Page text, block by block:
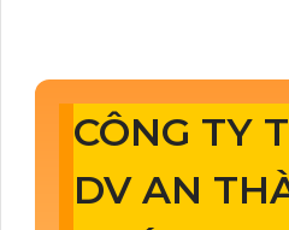
CÔNG TY
DV AN